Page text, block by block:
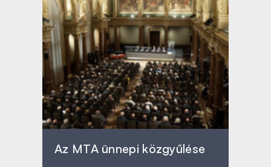
Az MTA ünnepi közgyűlése